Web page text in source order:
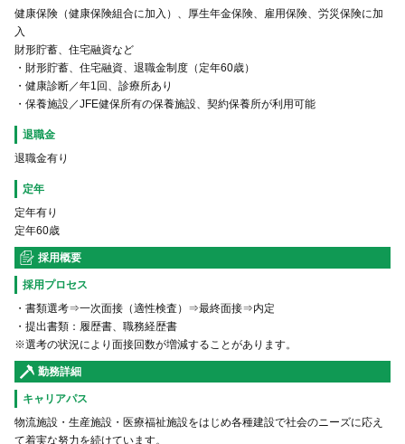
健康保険（健康保険組合に加入）、厚生年金保険、雇用保険、労災保険に加
入
財形貯蓄、住宅融資など
・財形貯蓄、住宅融資、退職金制度（定年60歳）
・健康診断／年1回、診療所あり
・保養施設／JFE健保所有の保養施設、契約保養所が利用可能
退職金
退職金有り
定年
定年有り
定年60歳
採用概要
採用プロセス
・書類選考⇒一次面接（適性検査）⇒最終面接⇒内定
・提出書類：履歴書、職務経歴書
※選考の状況により面接回数が増減することがあります。
勤務詳細
キャリアパス
物流施設・生産施設・医療福祉施設をはじめ各種建設で社会のニーズに応え
て着実な努力を続けています。